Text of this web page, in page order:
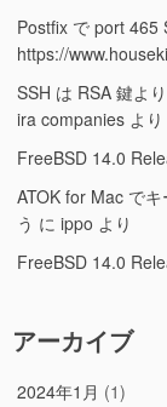
Postfix で port 465
https://
SSH は RSA 鍵よ
ira companies より
FreeBSD 14.0
ATOK for Mac で
う に ippo より
FreeBSD 14.0
アーカイブ
2024年1月 (1)